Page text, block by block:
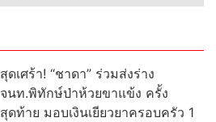
สุดเศร้า! “ชาดา” ร่วมส่งร่าง
จนท.พิทักษ์ป่าห้วยขาแข้ง ครั้ง
สุดท้าย มอบเงินเยียวยาครอบครัว 1